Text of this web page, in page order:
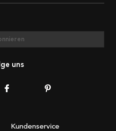
uns
Kundenservice